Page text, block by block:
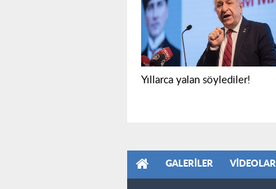
Yıllarca yalan söylediler!
GALERILER VIDEOLAR